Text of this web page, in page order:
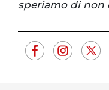
speriamo di non